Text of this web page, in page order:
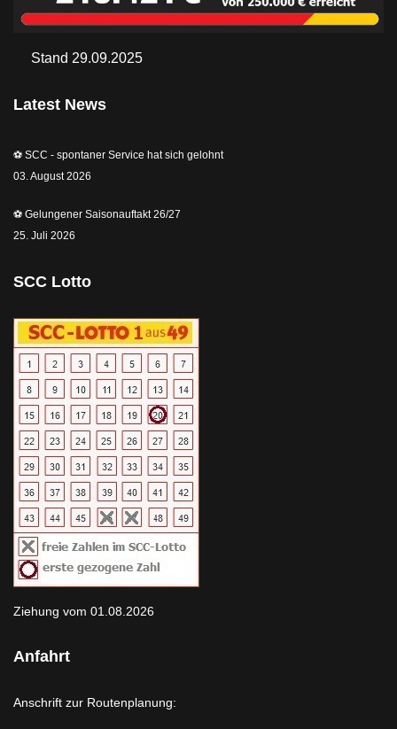
Stand 29.09.2025
Latest News
⚽️ SCC - spontaner Service hat sich gelohnt
03. August 2026
⚽️ Gelungener Saisonauftakt 26/27
25. Juli 2026
SCC Lotto
Ziehung vom 01.08.2026
Anfahrt
Anschrift zur Routenplanung: